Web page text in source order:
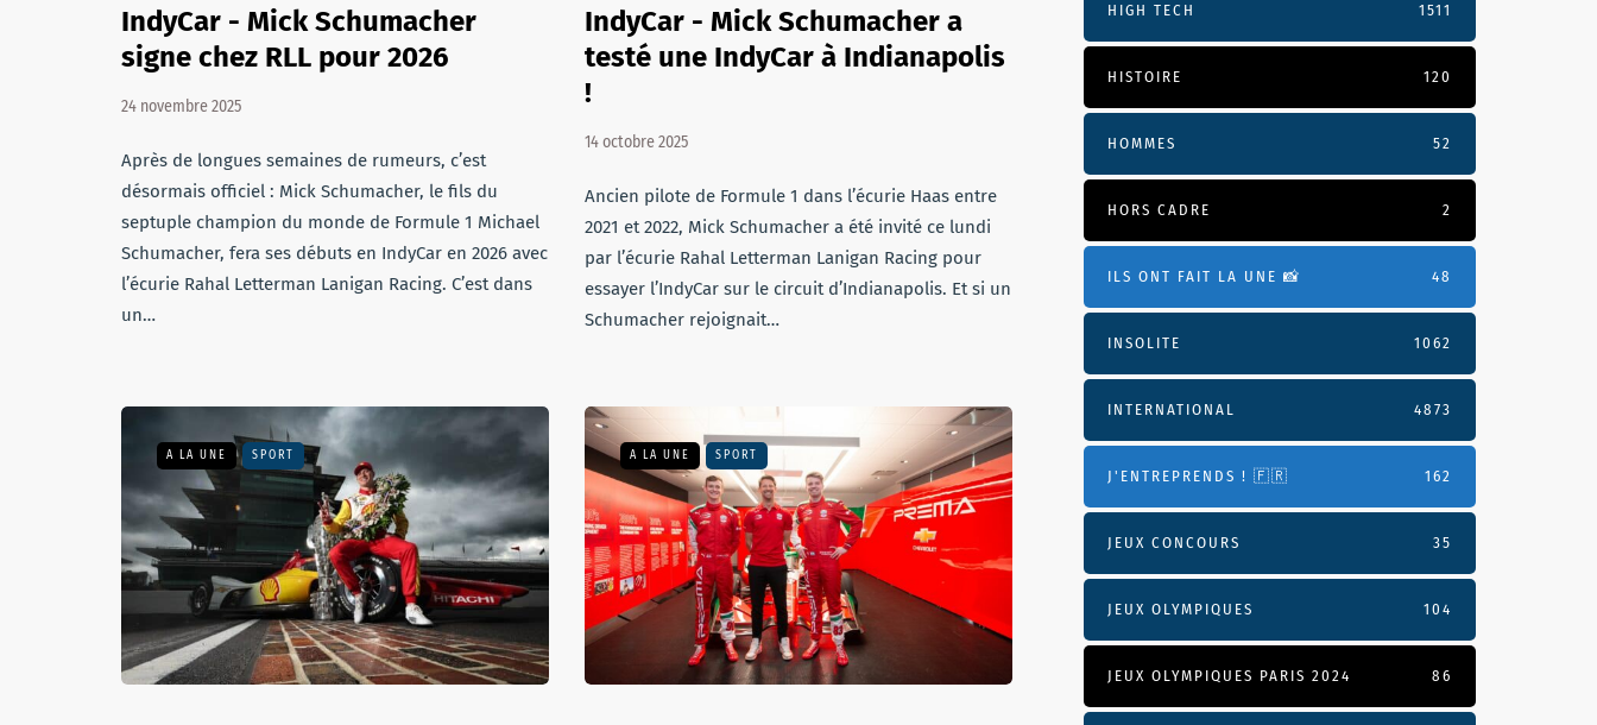
IndyCar - Mick Schumacher
signe chez RLL pour 2026
24 novembre 2025
Après de longues semaines de rumeurs, c’est
désormais officiel : Mick Schumacher, le fils du
septuple champion du monde de Formule 1 Michael
Schumacher, fera ses débuts en IndyCar en 2026 avec
l’écurie Rahal Letterman Lanigan Racing. C’est dans
un…
IndyCar - Mick Schumacher a
testé une IndyCar à Indianapolis
!
14 octobre 2025
Ancien pilote de Formule 1 dans l’écurie Haas entre
2021 et 2022, Mick Schumacher a été invité ce lundi
par l’écurie Rahal Letterman Lanigan Racing pour
essayer l’IndyCar sur le circuit d’Indianapolis. Et si un
Schumacher rejoignait…
A LA UNE SPORT A LA UNE SPORT
HIGH TECH 1511
HISTOIRE 120
HOMMES 52
HORS CADRE 2
ILS ONT FAIT LA UNE 📸 48
INSOLITE 1062
INTERNATIONAL 4873
J'ENTREPRENDS ! 🇫🇷 162
JEUX CONCOURS 35
JEUX OLYMPIQUES 104
JEUX OLYMPIQUES PARIS 2024 86